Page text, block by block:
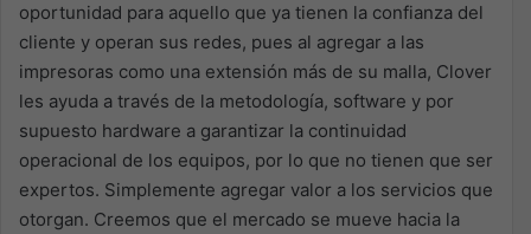
oportunidad para aquello que ya tienen la confianza del
cliente y operan sus redes, pues al agregar a las
impresoras como una extensión más de su malla, Clover
les ayuda a través de la metodología, software y por
supuesto hardware a garantizar la continuidad
operacional de los equipos, por lo que no tienen que ser
expertos. Simplemente agregar valor a los servicios que
otorgan. Creemos que el mercado se mueve hacia la